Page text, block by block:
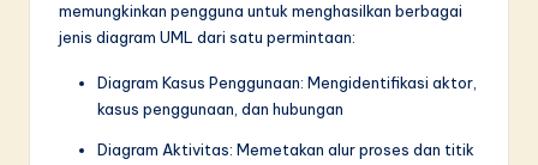
memungkinkan pengguna untuk menghasilkan berbagai
jenis diagram UML dari satu permintaan:
Diagram Kasus Penggunaan: Mengidentifikasi aktor,
kasus penggunaan, dan hubungan
Diagram Aktivitas: Memetakan alur proses dan titik